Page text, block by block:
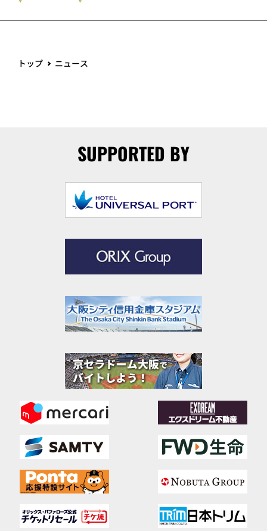
トップ ニュース
SUPPORTED BY